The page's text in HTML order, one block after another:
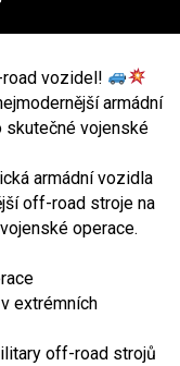
vozidel!
armádní
skutečné vojenské
armádní vozidla
off-road stroje na
operace.
extrémních
off-road strojů